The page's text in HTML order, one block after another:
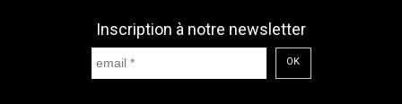
Inscription à notre newsletter
OK